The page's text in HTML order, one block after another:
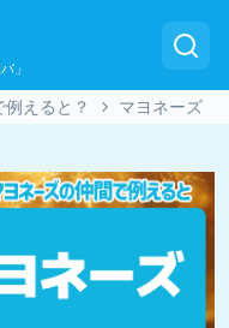
」
えると？ マヨネーズ